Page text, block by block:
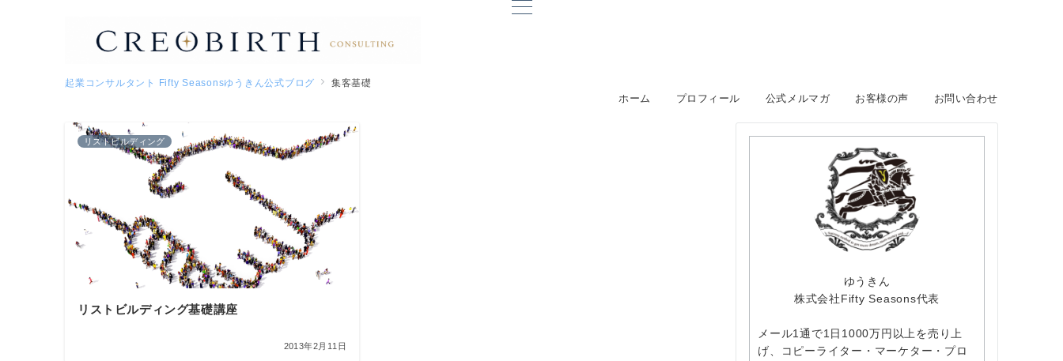
ホーム プロフィール 公式メルマガ お客様の声 お問い合わせ
起業コンサルタント Fifty Seasonsゆうきん公式ブログ 集客基礎
リストビルディング
リストビルディング基礎講座
2013年2月11日
ゆうきん
株式会社Fifty Seasons代表
メール1通で1日1000万円以上を売り上
げ、コピーライター・マーケター・プロ